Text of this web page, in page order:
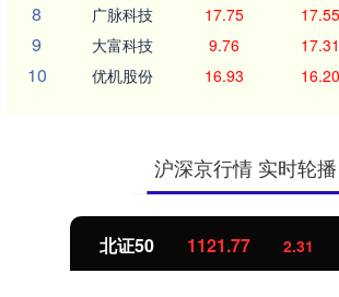
8 广脉科技 17.75
9 大富科技 9.76
10 优机股份 16.93
沪深京行情 实时轮播
北证50 1121.77 2.31